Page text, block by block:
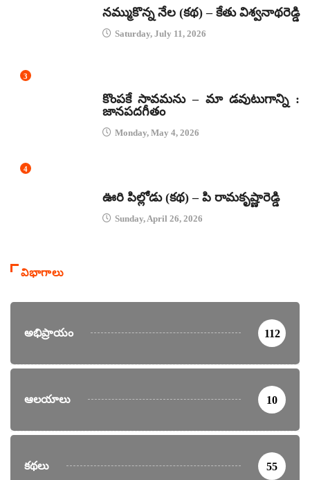
నమ్ముకొన్న నేల (కథ) – కేతు విశ్వనాథరెడ్డి
Saturday, July 11, 2026
3
కొంపకే సావమను – మా డవుటుగాన్ని :
జానపదగీతం
Monday, May 4, 2026
4
ఊరి పిల్లోడు (కథ) – పి రామకృష్ణారెడ్డి
Sunday, April 26, 2026
విభాగాలు
అభిప్రాయం 112
ఆలయాలు 10
కథలు 55